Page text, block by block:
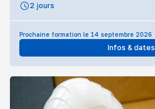
2 jours
Prochaine formation le 14 septembre 2026
Infos & dates